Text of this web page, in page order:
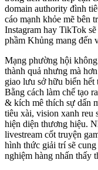
domain authority đình
cáo mạnh khỏe mẽ bên
Instagram hay TikTok
phầm Khủng mang đến
Mạng phường hội
thành quả nhưng mà
giao lưu sở hữu biển
Bằng cách làm chế tạo
& kích mê thích sự dấn
tiêu xài, vision xanh reu
hiện diện thương hiệu.
livestream cốt truyện
hình thức giải trí sẽ
nghiệm hàng nhấn thấy